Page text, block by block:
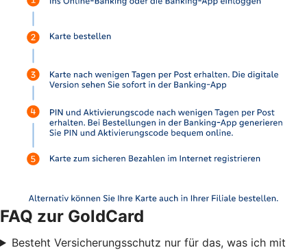
FAQ zur GoldCard
Besteht Versicherungsschutz nur für das, was ich mit